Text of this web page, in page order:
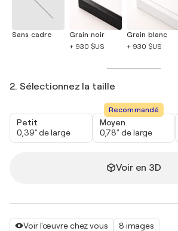
Voir l'œuvre chez vous
8 images
Sans cadre
Grain noir
+ 930 $US
Grain blanc
+ 930 $US
2. Sélectionnez la taille
Petit
0,39" de large
Recommandé
Moyen
0,78" de large
Voir en 3D